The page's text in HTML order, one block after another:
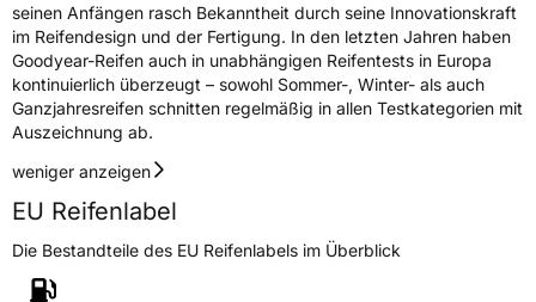
seinen Anfängen rasch Bekanntheit durch seine Innovationskraft
im Reifendesign und der Fertigung. In den letzten Jahren haben
Goodyear-Reifen auch in unabhängigen Reifentests in Europa
kontinuierlich überzeugt – sowohl Sommer-, Winter- als auch
Ganzjahresreifen schnitten regelmäßig in allen Testkategorien mit
Auszeichnung ab.
weniger anzeigen
EU Reifenlabel
Die Bestandteile des EU Reifenlabels im Überblick